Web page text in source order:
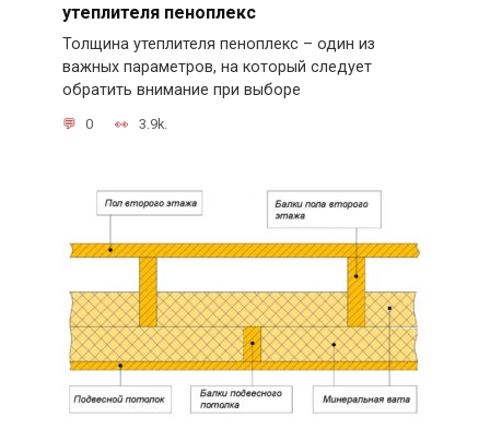
утеплителя пеноплекс
Толщина утеплителя пеноплекс – один из
важных параметров, на который следует
обратить внимание при выборе
0 3.9k.